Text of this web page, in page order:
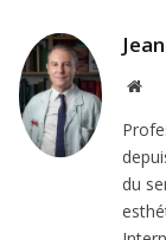
Site
du